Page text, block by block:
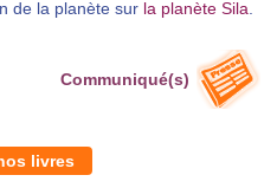
de la planète sur la planète Sila
Communiqué(s)
livres